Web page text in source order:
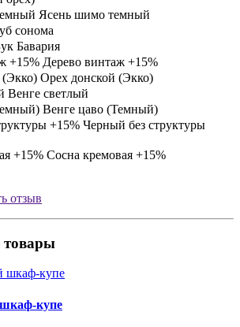
Ясень шимо темный
сонома
Бавария
Дерево винтаж +15%
Орех донской (Экко)
Венге светлый
Венге цаво (Темный)
Черный без структуры
Сосна кремовая +15%
отзыв
товары
купе